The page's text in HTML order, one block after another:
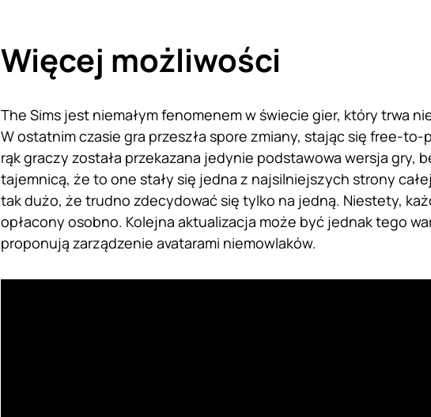
Więcej możliwości
The Sims jest niemałym fenomenem w świecie gier, który trwa
W ostatnim czasie gra przeszła spore zmiany, stając się free-
rąk graczy została przekazana jedynie podstawowa wersja gry,
tajemnicą, że to one stały się jedna z najsilniejszych strony
tak dużo, że trudno zdecydować się tylko na jedną. Niestety,
opłacony osobno. Kolejna aktualizacja może być jednak tego
proponują zarządzenie avatarami niemowlaków.